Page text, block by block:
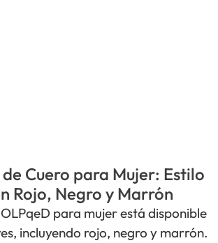
Cuero para Mujer: Estilo
Rojo, Negro y Marrón
para mujer está disponible
incluyendo rojo, negro y marrón.